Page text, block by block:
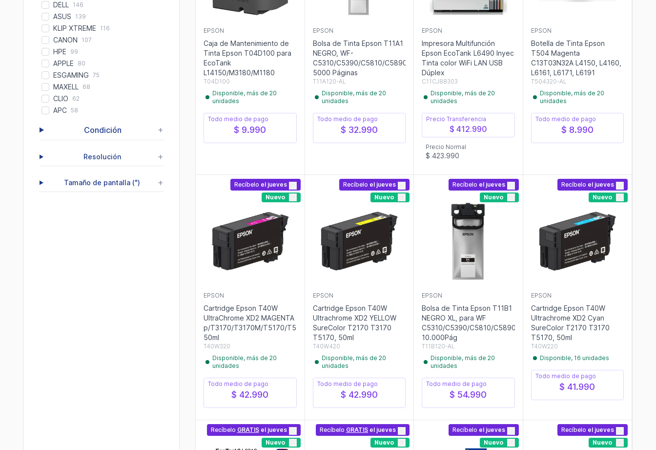
DELL 146
ASUS 139
KLIP XTREME 116
CANON 107
HPE 99
APPLE 80
ESGAMING 75
MAXELL 68
CLIO 62
APC 58
Condición +
Resolución +
Tamaño de pantalla (") +
EPSON
Caja de Mantenimiento de
Tinta Epson T04D100 para
EcoTank
L14150/M3180/M1180
T04D100
Disponible, más de 20
unidades
Todo medio de pago
$ 9.990
EPSON
Bolsa de Tinta Epson T11A1
NEGRO, WF-
C5310/C5390/C5810/C5890,
5000 Páginas
T11A120-AL
Disponible, más de 20
unidades
Todo medio de pago
$ 32.990
EPSON
Impresora Multifunción
Epson EcoTank L6490 Inyec
Tinta color WiFi LAN USB
Dúplex
C11CJ88303
Disponible, más de 20
unidades
Precio Transferencia
$ 412.990
Precio Normal
$ 423.990
EPSON
Botella de Tinta Epson
T504 Magenta
C13T03N32A L4150, L4160,
L6161, L6171, L6191
T504320-AL
Disponible, más de 20
unidades
Todo medio de pago
$ 8.990
Recíbelo el jueves
Nuevo
EPSON
Cartridge Epson T40W
UltraChrome XD2 MAGENTA
p/T3170/T3170M/T5170/T5170M,
50ml
T40W320
Disponible, más de 20
unidades
Todo medio de pago
$ 42.990
Recíbelo el jueves
Nuevo
EPSON
Cartridge Epson T40W
Ultrachrome XD2 YELLOW
SureColor T2170 T3170
T5170, 50ml
T40W420
Disponible, más de 20
unidades
Todo medio de pago
$ 42.990
Recíbelo el jueves
Nuevo
EPSON
Bolsa de Tinta Epson T11B1
NEGRO XL, para WF
C5310/C5390/C5810/C5890,
10.000Pág
T11B120-AL
Disponible, más de 20
unidades
Todo medio de pago
$ 54.990
Recíbelo el jueves
Nuevo
EPSON
Cartridge Epson T40W
Ultrachrome XD2 Cyan
SureColor T2170 T3170
T5170, 50ml
T40W220
Disponible, 16 unidades
Todo medio de pago
$ 41.990
Recíbelo GRATISel jueves
Nuevo
Recíbelo GRATIS el jueves
Nuevo
Recíbelo el jueves
Nuevo
Recíbelo el jueves
Nuevo